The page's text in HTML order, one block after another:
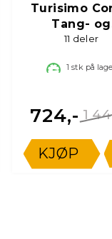
Turisimo
Tang- og
11 deler
1 stk på
1
724,-
KJØP